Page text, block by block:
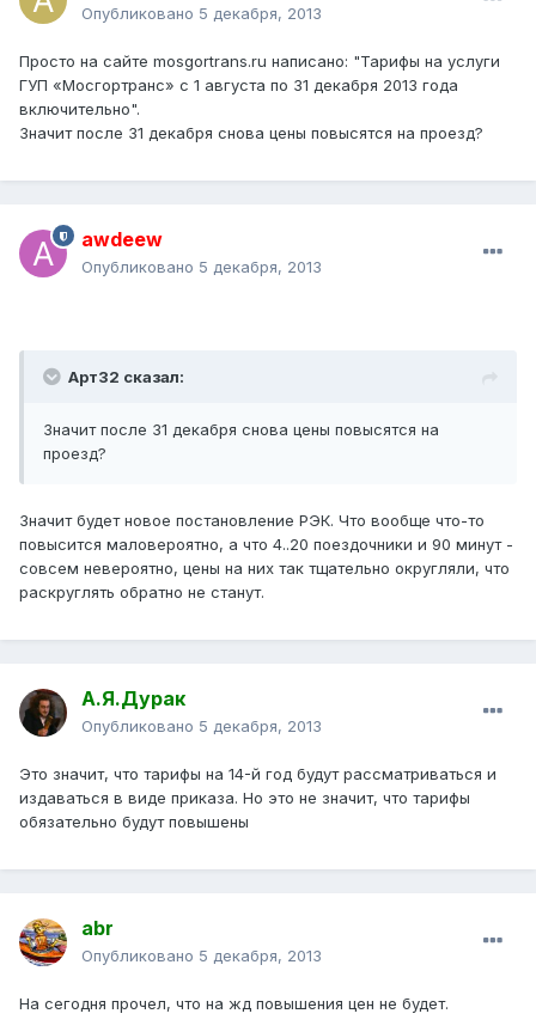
Опубликовано 5 декабря, 2013
Просто на сайте mosgortrans.ru написано: "Тарифы на услуги
ГУП «Мосгортранс» с 1 августа по 31 декабря 2013 года
включительно".
Значит после 31 декабря снова цены повысятся на проезд?
awdeew
Опубликовано 5 декабря, 2013
Арт32 сказал:
Значит после 31 декабря снова цены повысятся на
проезд?
Значит будет новое постановление РЭК. Что вообще что-то
повысится маловероятно, а что 4..20 поездочники и 90 минут -
совсем невероятно, цены на них так тщательно округляли, что
раскруглять обратно не станут.
А.Я.Дурак
Опубликовано 5 декабря, 2013
Это значит, что тарифы на 14-й год будут рассматриваться и
издаваться в виде приказа. Но это не значит, что тарифы
обязательно будут повышены
abr
Опубликовано 5 декабря, 2013
На сегодня прочел, что на жд повышения цен не будет.